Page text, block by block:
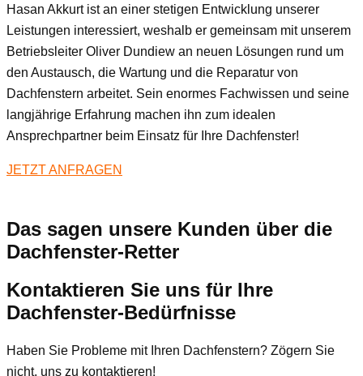
Hasan Akkurt ist an einer stetigen Entwicklung unserer
Leistungen interessiert, weshalb er gemeinsam mit unserem
Betriebsleiter Oliver Dundiew an neuen Lösungen rund um
den Austausch, die Wartung und die Reparatur von
Dachfenstern arbeitet. Sein enormes Fachwissen und seine
langjährige Erfahrung machen ihn zum idealen
Ansprechpartner beim Einsatz für Ihre Dachfenster!
JETZT ANFRAGEN
Das sagen unsere Kunden über die
Dachfenster-Retter
Kontaktieren Sie uns für Ihre
Dachfenster-Bedürfnisse
Haben Sie Probleme mit Ihren Dachfenstern? Zögern Sie
nicht, uns zu kontaktieren!